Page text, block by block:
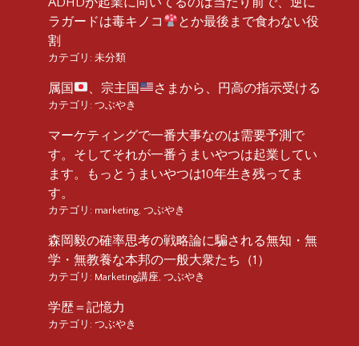
ラガードは毒キノコ
とか最後まで食わない役
割
カテゴリ: 未分類
属国 、宗主国 さまから、円高の指示受ける
カテゴリ: つぶやき
マーケティングで一番大事なのは需要予測で
す。そしてそれが一番うまいやつは起業してい
ます。もっとうまいやつは10年生き残ってま
す。
カテゴリ: marketing つぶやき
森岡毅の確率思考の戦略論に騙される無知・無
学・無教養な本邦の一般大衆たち（1）
カテゴリ: Marketing講座 つぶやき
学歴＝記憶力
カテゴリ: つぶやき